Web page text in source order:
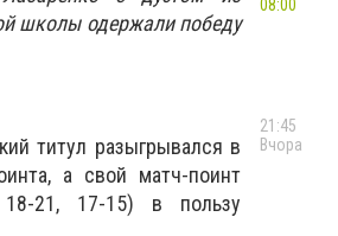
школы одержали победу
титул разыгрывался в
а свой матч-поинт
21, 17-15) в пользу
08:00
21:45
Вчора